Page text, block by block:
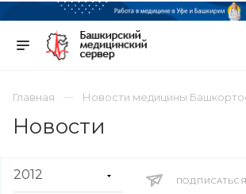
Главная Новости медицины
Новости